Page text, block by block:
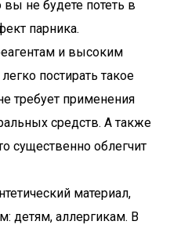
вы не будете потеть в
парника.
и высоким
постирать такое
требует применения
средств. А также
существенно облегчит
материал,
детям, аллергикам. В